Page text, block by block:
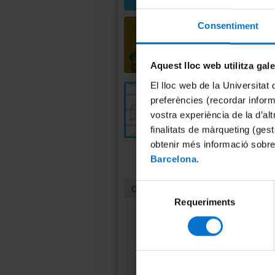
Consentiment
Aquest lloc web utilitza
El lloc web de la Universitat
preferències (recordar
vostra experiència de la
finalitats de màrqueting
obtenir més informació
Barcelona.
Selecció
consentiment
Requeriments
Contacte
Unitat de Cultura
Científica i Innovació